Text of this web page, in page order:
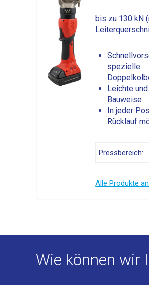
bis zu 130 kN
spezielle
Leichte
Bauweise
In jeder
Rücklauf
Alle Produkte
Wie können wir